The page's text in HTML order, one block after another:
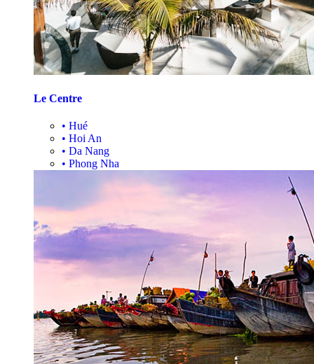
Le Centre
• Hué
• Hoi An
• Da Nang
• Phong Nha